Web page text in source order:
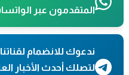
المتقدمون عبر
ندعوك للانضمام لقناتنا
لتصلك أحدث الأخبار